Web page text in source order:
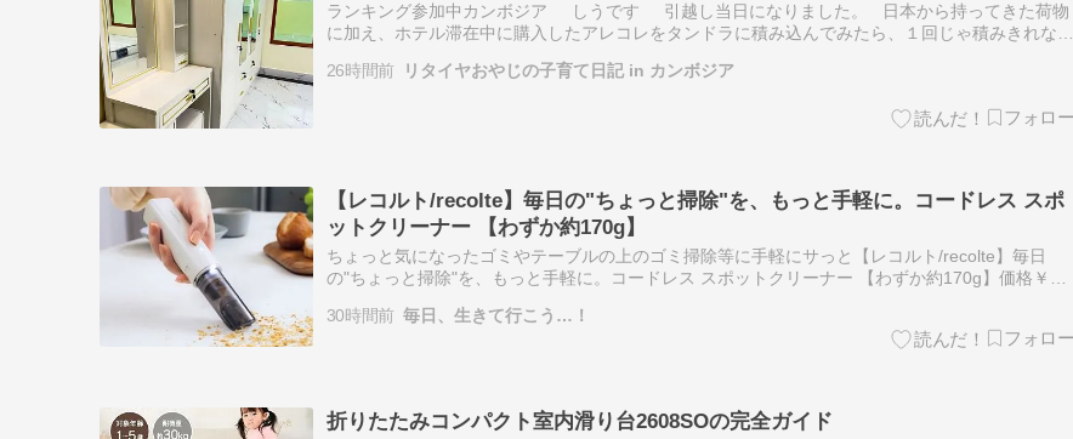
ランキング参加中カンボジア しうです 引越し当日になりました。 日本から持ってきた荷物
に加え、ホテル滞在中に購入したアレコレをタンドラに積み込んでみたら、１回じゃ積みきれない
26時間前 リタイヤおやじの子育て日記 in カンボジア
【レコルト/recolte】毎日の"ちょっと掃除"を、もっと手軽に。コードレス スポ
ットクリーナー 【わずか約170g】
ちょっと気になったゴミやテーブルの上のゴミ掃除等に手軽にサっと【レコルト/recolte】毎日
の"ちょっと掃除"を、もっと手軽に。コードレス スポットクリーナー 【わずか約170g】価格￥
30時間前 毎日、生きて行こう…！
折りたたみコンパクト室内滑り台2608SOの完全ガイド